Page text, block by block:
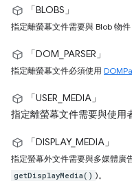
「BLOBS」
指定離螢幕文件需要與 Blob 物
「DOM_PARSER」
指定離螢幕文件必須使用
「USER_MEDIA」
指定離螢幕文件需要與使用
「DISPLAY_MEDIA」
指定螢幕外文件需要與多媒體廣
getDisplayMedia() )。